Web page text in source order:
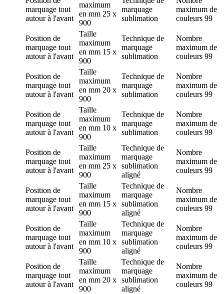
marquage tout
autour à l'avant
maximum
en mm 25 x
900
marquage
sublimation
maximum de
couleurs 99
Position de
marquage tout
autour à l'avant
Taille
maximum
en mm 15 x
900
Technique de
marquage
sublimation
Nombre
maximum de
couleurs 99
Position de
marquage tout
autour à l'avant
Taille
maximum
en mm 20 x
900
Technique de
marquage
sublimation
Nombre
maximum de
couleurs 99
Position de
marquage tout
autour à l'avant
Taille
maximum
en mm 10 x
900
Technique de
marquage
sublimation
Nombre
maximum de
couleurs 99
Position de
marquage tout
autour à l'avant
Taille
maximum
en mm 25 x
900
Technique de
marquage
sublimation
aligné
Nombre
maximum de
couleurs 99
Position de
marquage tout
autour à l'avant
Taille
maximum
en mm 15 x
900
Technique de
marquage
sublimation
aligné
Nombre
maximum de
couleurs 99
Position de
marquage tout
autour à l'avant
Taille
maximum
en mm 10 x
900
Technique de
marquage
sublimation
aligné
Nombre
maximum de
couleurs 99
Position de
marquage tout
autour à l'avant
Taille
maximum
en mm 20 x
900
Technique de
marquage
sublimation
aligné
Nombre
maximum de
couleurs 99